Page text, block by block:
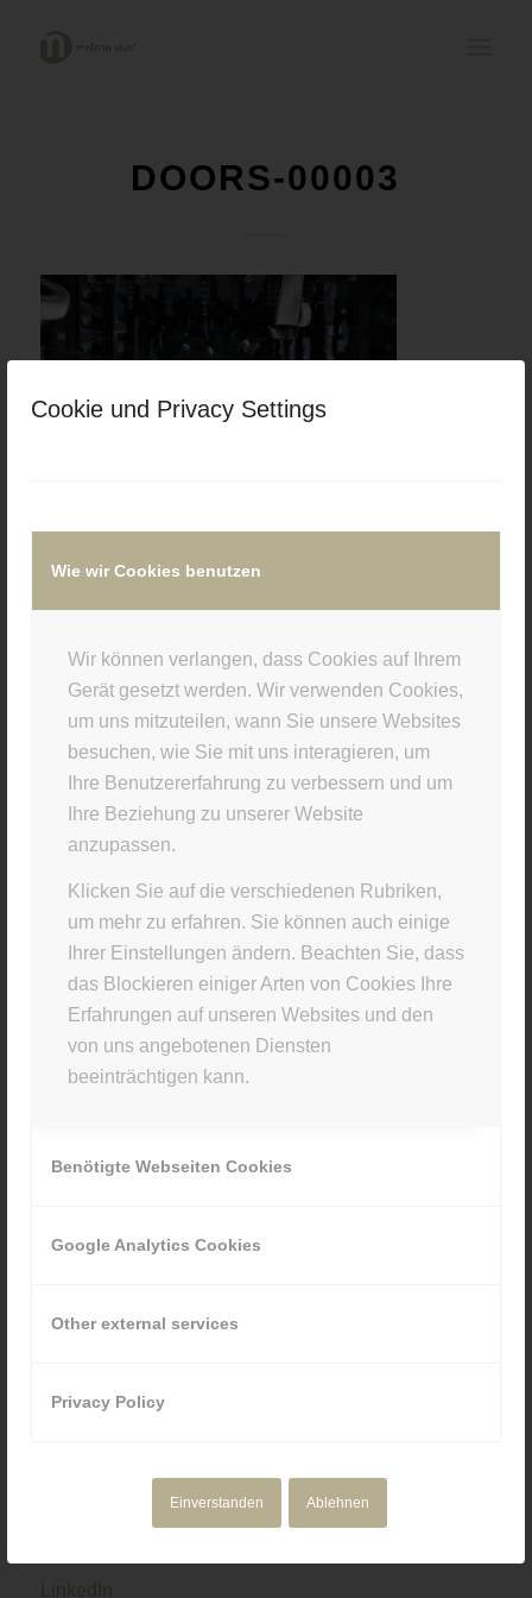
Cookie und Privacy Settings
Wie wir Cookies benutzen
Wir können verlangen, dass Cookies auf Ihrem
Gerät gesetzt werden. Wir verwenden Cookies,
um uns mitzuteilen, wann Sie unsere Websites
besuchen, wie Sie mit uns interagieren, um
Ihre Benutzererfahrung zu verbessern und um
Ihre Beziehung zu unserer Website
anzupassen.
Klicken Sie auf die verschiedenen Rubriken,
um mehr zu erfahren. Sie können auch einige
Ihrer Einstellungen ändern. Beachten Sie, dass
das Blockieren einiger Arten von Cookies Ihre
Erfahrungen auf unseren Websites und den
von uns angebotenen Diensten
beeinträchtigen kann.
Benötigte Webseiten Cookies
Google Analytics Cookies
Other external services
Privacy Policy
Einverstanden Ablehnen
DOORS-00003
3. SEPTEMBER 2018
/
Eintrag teilen
STUDIO INFO
Materia Viva
Kellerstr. 43 · 81667 München
NAVIGATION
Corporate Media
Über uns